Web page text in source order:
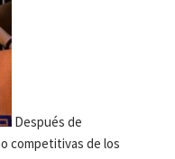
Después de
competitivas de los